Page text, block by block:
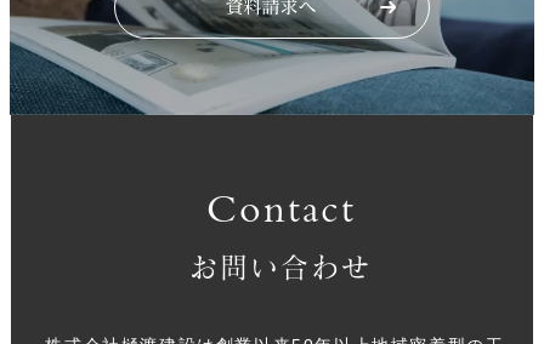
Contact
お問い合わせ